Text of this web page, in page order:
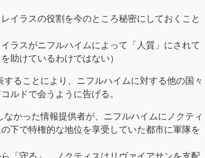
イラスの役割を今のところ秘密にしておくこと
ラスがニフルハイムによって「人質」にされて
助けているわけではない）
ることにより、ニフルハイムに対する他の国々
ルドで会うように告げる。
かった情報提供者が、ニフルハイムにノクティ
下で特権的な地位を享受していた都市に軍隊を
「守る」。ノクティスはリヴァイアサンを支配